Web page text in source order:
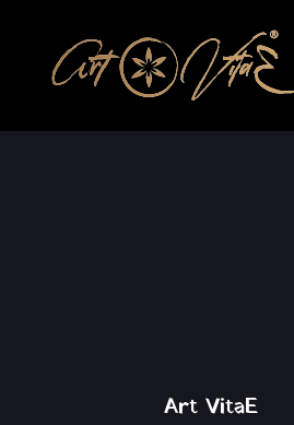
contenido
Art VitaE